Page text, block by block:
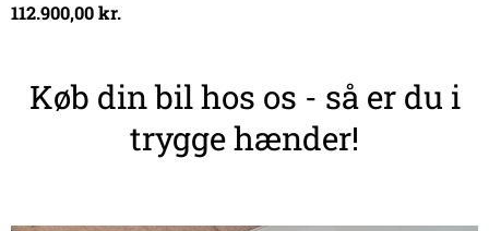
112.900,00kr.
Køb din bil hos os - så er du i
trygge hænder!